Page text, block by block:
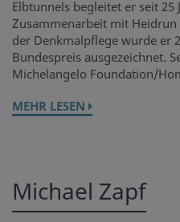
Elbtunnels begleitet er seit 25
Zusammenarbeit mit
der Denkmalpflege wurde er
Bundespreis ausgezeichnet.
Michelangelo Foundation/
MEHR LESEN
Michael Zapf